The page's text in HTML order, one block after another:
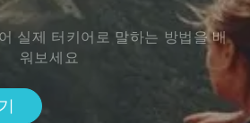
실제 터키어로 말하는 방법을 배
워보세요